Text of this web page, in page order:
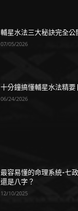
輔星水法三大秘訣完全公
07/05/2026
十分鐘搞懂輔星水法精要
06/24/2026
最容易懂的命理系統-七
還是八字？
12/10/2025